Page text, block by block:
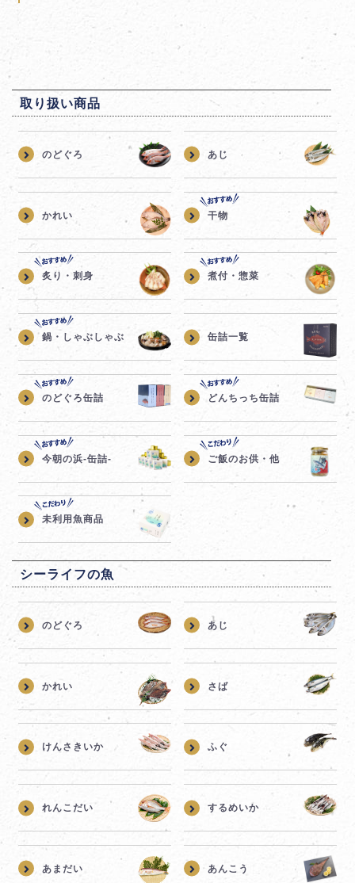
取り扱い商品
のどぐろ あじ
かれい 干物
炙り・刺身 煮付・惣菜
鍋・しゃぶしゃぶ 缶詰一覧
のどぐろ缶詰 どんちっち缶詰
今朝の浜-缶詰- ご飯のお供・他
未利用魚商品
シーライフの魚
のどぐろ あじ
かれい さば
けんさきいか ふぐ
れんこだい するめいか
あまだい あんこう